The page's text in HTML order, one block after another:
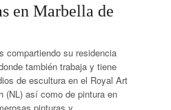
en Marbella de
compartiendo su residencia
también trabaja y tiene
de escultura en el Royal Art
(NL) así como de pintura en